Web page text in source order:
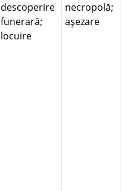
descoperire
funerară;
locuire
necropolă;
aşezare